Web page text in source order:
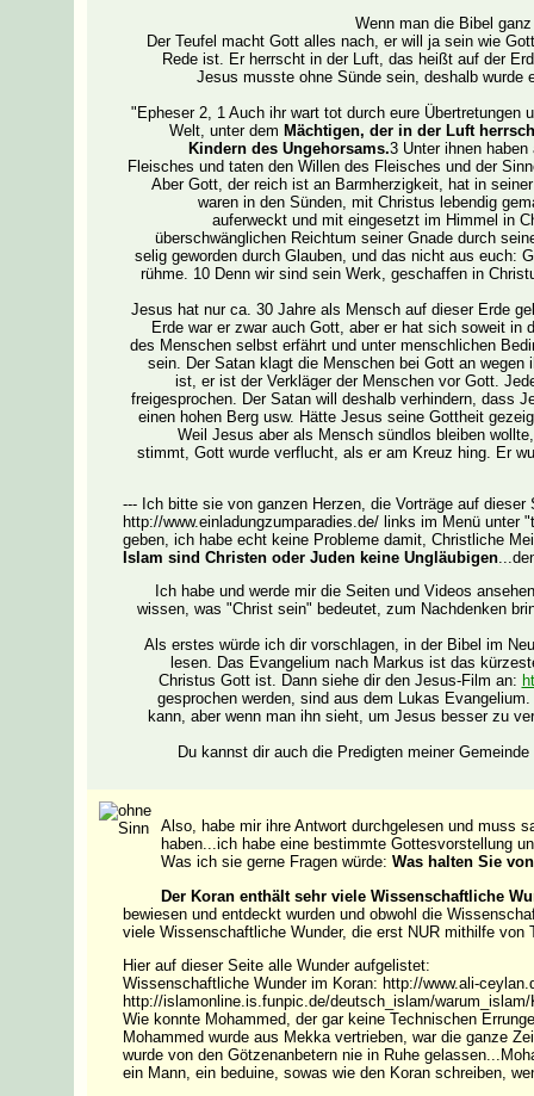
Wenn man die Bibel
Der Teufel macht Gott alles nach, er will ja sein wie
Rede ist. Er herrscht in der Luft, das heißt auf der
Jesus musste ohne Sünde sein, deshalb
"Epheser 2, 1 Auch ihr wart tot durch eure Übertretungen
Welt, unter dem Mächtigen, der in der Luft
Kindern des Ungehorsams.3 Unter ihnen
Fleisches und taten den Willen des Fleisches und der
Aber Gott, der reich ist an Barmherzigkeit, hat in
waren in den Sünden, mit Christus lebendig
auferweckt und mit eingesetzt im Himmel in
überschwänglichen Reichtum seiner Gnade durch
selig geworden durch Glauben, und das nicht aus euch:
rühme. 10 Denn wir sind sein Werk, geschaffen in
Jesus hat nur ca. 30 Jahre als Mensch auf dieser Erde
Erde war er zwar auch Gott, aber er hat sich soweit
des Menschen selbst erfährt und unter menschlichen
sein. Der Satan klagt die Menschen bei Gott an
ist, er ist der Verkläger der Menschen vor Gott.
freigesprochen. Der Satan will deshalb verhindern, dass
einen hohen Berg usw. Hätte Jesus seine Gottheit
Weil Jesus aber als Mensch sündlos bleiben
stimmt, Gott wurde verflucht, als er am Kreuz hing. Er
--- Ich bitte sie von ganzen Herzen, die Vorträge auf
http://www.einladungzumparadies.de/ links im Menü
geben, ich habe echt keine Probleme damit, Christliche
Islam sind Christen oder Juden keine Ungläubigen
Ich habe und werde mir die Seiten und Videos
wissen, was "Christ sein" bedeutet, zum Nachdenken
Als erstes würde ich dir vorschlagen, in der Bibel im
lesen. Das Evangelium nach Markus ist das
Christus Gott ist. Dann siehe dir den Jesus-Film an:
gesprochen werden, sind aus dem Lukas
kann, aber wenn man ihn sieht, um Jesus besser zu
Du kannst dir auch die Predigten meiner
Also, habe mir ihre Antwort durchgelesen und muss
haben...ich habe eine bestimmte Gottesvorstellung
Was ich sie gerne Fragen würde: Was halten Sie
Der Koran enthält sehr viele Wissenschaftliche
bewiesen und entdeckt wurden und obwohl die
viele Wissenschaftliche Wunder, die erst NUR mithilfe von
Hier auf dieser Seite alle Wunder aufgelistet:
Wissenschaftliche Wunder im Koran: http://www.ali-
http://islamonline.is.funpic.de/deutsch_islam/
Wie konnte Mohammed, der gar keine Technischen
Mohammed wurde aus Mekka vertrieben, war die ganze
wurde von den Götzenanbetern nie in Ruhe
ein Mann, ein beduine, sowas wie den Koran schreiben,